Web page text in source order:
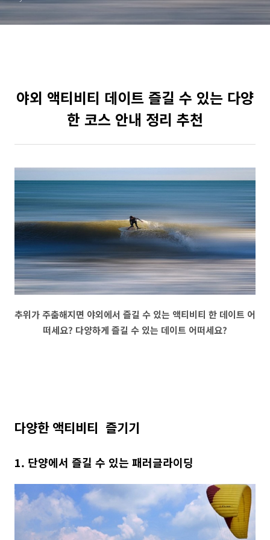
야외 액티비티 데이트 즐길 수 있는 다양
한 코스 안내 정리 추천
추위가 주춤해지면 야외에서 즐길 수 있는 액티비티 한 데이트 어
떠세요? 다양하게 즐길 수 있는 데이트 어떠세요?
다양한 액티비티 즐기기
1. 단양에서 즐길 수 있는 패러글라이딩